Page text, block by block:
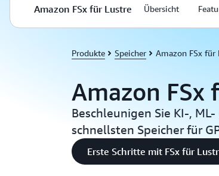
Amazon FSx für Lustre Übersicht
Produkte Speicher Amazon FSx für
Amazon FSx
Beschleunigen Sie KI-,
schnellsten Speicher für
Erste Schritte mit FSx für